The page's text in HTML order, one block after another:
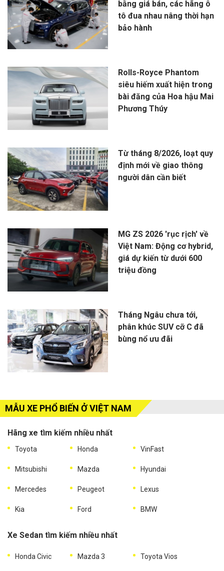
bằng giá bán, các hãng ô
tô đua nhau nâng thời hạn
bảo hành
Rolls-Royce Phantom
siêu hiếm xuất hiện trong
bài đăng của Hoa hậu Mai
Phương Thúy
Từ tháng 8/2026, loạt quy
định mới về giao thông
người dân cần biết
MG ZS 2026 'rục rịch' về
Việt Nam: Động cơ hybrid,
giá dự kiến từ dưới 600
triệu đồng
Tháng Ngâu chưa tới,
phân khúc SUV cỡ C đã
bùng nổ ưu đãi
MẪU XE PHỔ BIẾN Ở VIỆT NAM
Hãng xe tìm kiếm nhiều nhất
Toyota Honda VinFast
Mitsubishi Mazda Hyundai
Mercedes Peugeot Lexus
Kia Ford BMW
Xe Sedan tìm kiếm nhiều nhất
Honda Civic Mazda 3 Toyota Vios